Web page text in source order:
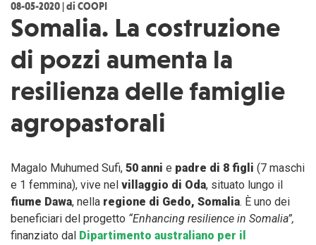
08-05-2020 | di COOPI
Somalia. La costruzione
di pozzi aumenta la
resilienza delle famiglie
agropastorali
Magalo Muhumed Sufi, 50 anni e padre di 8 figli (7 maschi
e 1 femmina), vive nel villaggio di Oda, situato lungo il
fiume Dawa, nella regione di Gedo, Somalia. È uno dei
beneficiari del progetto “Enhancing resilience in Somalia”,
finanziato dal Dipartimento australiano per il